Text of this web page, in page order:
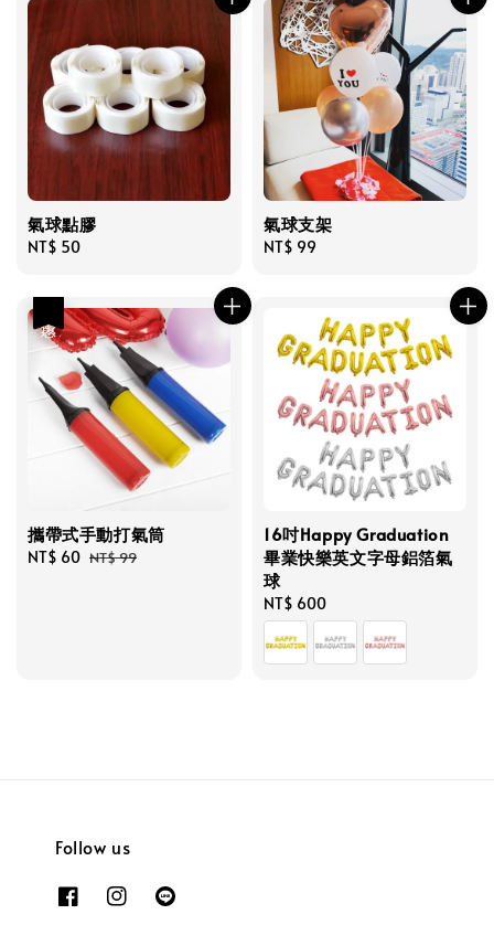
氣球點膠
Regular
NT$ 50
氣球支架
Regular
NT$ 99
攜帶式手動打氣筒
Sale
NT$ 60 Regular
NT$ 99
16吋Happy Graduation
畢業快樂英文字母鋁箔氣
球
Regular
price
NT$ 600
Follow us